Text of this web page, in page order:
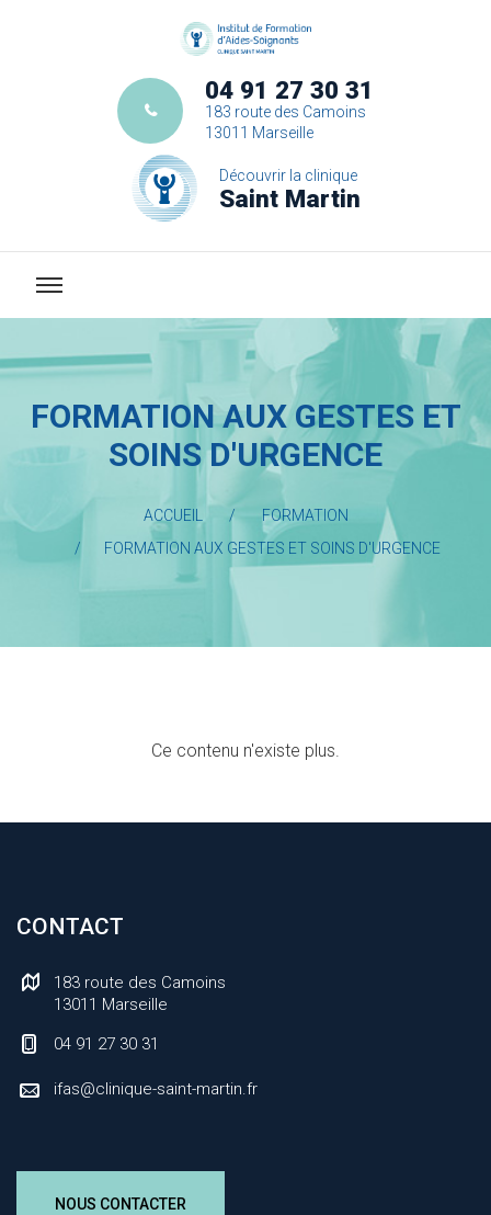
04 91 27 30 31
183 route des Camoins
13011 Marseille
Découvrir la clinique
Saint Martin
FORMATION AUX GESTES ET
SOINS D'URGENCE
ACCUEIL
FORMATION
FORMATION AUX GESTES ET SOINS D'URGENCE
Ce contenu n'existe plus.
CONTACT
183 route des Camoins
13011 Marseille
04 91 27 30 31
ifas@clinique-saint-martin.fr
NOUS CONTACTER